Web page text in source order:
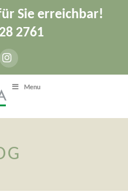
Sie erreichbar!
2761
Instagram
Menu